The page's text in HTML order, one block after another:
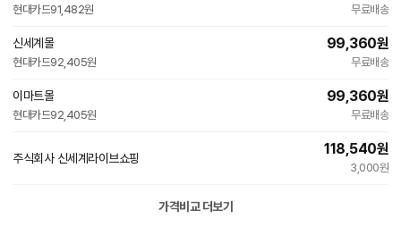
현대카드91,482원 무료배송
신세계몰
현대카드92,405원
99,360원
무료배송
이마트몰
현대카드92,405원
99,360원
무료배송
주식회사 신세계라이브쇼핑
118,540원
3,000원
가격비교 더보기